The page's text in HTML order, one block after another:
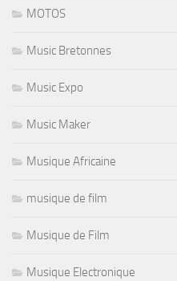
MOTOS
Music Bretonnes
Music Expo
Music Maker
Musique Africaine
musique de film
Musique de Film
Musique Electronique